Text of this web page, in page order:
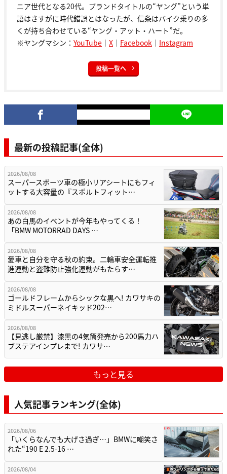
ニア世代となる20代。ブランドタイトルの“ヤング”という単
語はさすがに時代錯誤とはなったが、信条はバイク乗りの多
くが持ち合わせている“ヤング・アット・ハート”だ。
※ヤングマシン： YouTube ｜ X ｜ Facebook ｜ Instagram
投稿一覧へ
最新の投稿記事(全体)
2026/08/08
スーパースポーツ車の極小リアシートにもフィ
ットする大容量の『スポルトフィット…
2026/08/08
あの白馬のイベントが今年もやってくる！
「BMW MOTORRAD DAYS …
2026/08/08
愛車と自分を守る秋の約束。二輪車安全運転推
進運動と盗難防止強化運動がもたらす…
2026/08/08
ゴールドフレームからシックな黒へ! カワサキの
ミドルスーパーネイキッド202…
2026/08/08
【見逃し厳禁】漆黒の4気筒発売から200馬力ハ
ブステアインプレまで! カワサ…
もっと見る
人気記事ランキング(全体)
2026/08/06
「いくらなんでも大げさ過ぎ…」BMWに嘲笑さ
れた“190 E 2.5-16 …
2026/08/04